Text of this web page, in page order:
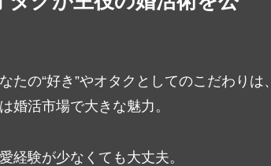
たの“好き”やオタクとしてのこだわりは、
婚活市場で大きな魅力。
経験が少なくても大丈夫。